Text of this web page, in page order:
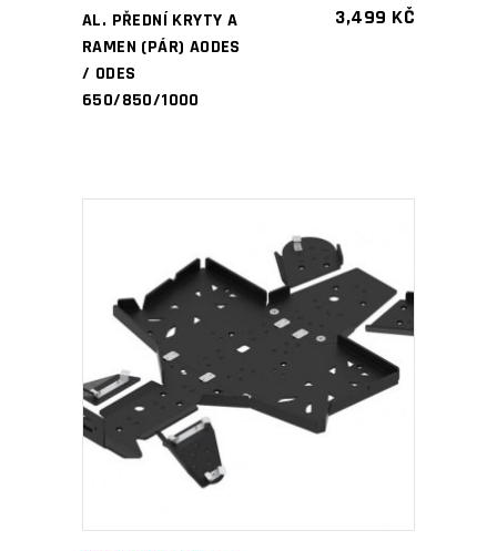
AL. PŘEDNÍ KRYTY A
RAMEN (PÁR) AODES
/ ODES
650/850/1000
3,499 KČ
PŘIDAT DO KOŠÍKU